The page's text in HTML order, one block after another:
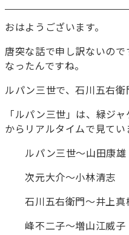
おはようございます。
唐突な話で申し訳ないの
なったんですね。
ルパン三世で、石川五右衛
「ルパン三世」は、緑ジ
からリアルタイムで見てい
ルパン三世～山田康雄
次元大介～小林清志
石川五右衛門～井上真
峰不二子～増山江威子